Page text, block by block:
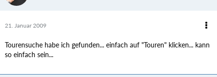
21. Januar 2009
Tourensuche habe ich gefunden... einfach auf "Touren" klicken... kann
so einfach sein...